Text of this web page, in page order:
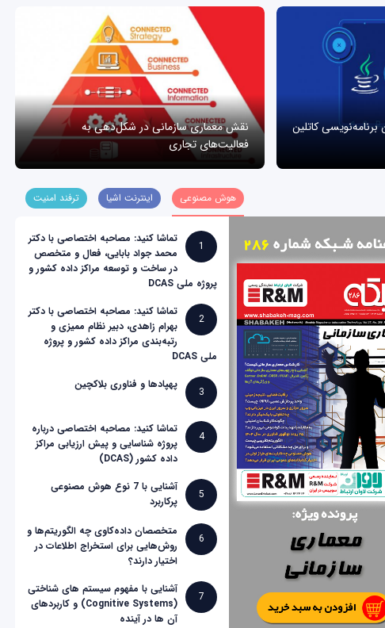
برنامه‌نویسی کاتلین
نقش معماری سازمانی در شکل‌دهی به
فعالیت‌های تجاری
هوش مصنوعی اینترنت اشیا ترفند امنیت
1
تماشا کنید: مصاحبه اختصاصی با دکتر
محمد جواد بابایی، فعال و متخصص
در ساخت و توسعه مراکز داده کشور و
پروژه ملی DCAS
2
تماشا کنید: مصاحبه اختصاصی با دکتر
بهرام زاهدی، دبیر نظام ممیزی و
رتبه‌بندی مراکز داده کشور و پروژه
ملی DCAS
3
پهپادها و فناوری بلاکچین
4
تماشا کنید: مصاحبه اختصاصی درباره
پروژه شناسایی و پیش ارزیابی مراکز
داده کشور (DCAS)
5
آشنایی با 7 نوع هوش مصنوعی
پرکاربرد
6
متخصصان داده‌کاوی چه الگوریتم‌ها و
روش‌هایی برای استخراج اطلاعات در
اختیار دارند؟
7
آشنایی با مفهوم سیستم های شناختی
(Cognitive Systems) و کاربردهای
آن ها در آینده